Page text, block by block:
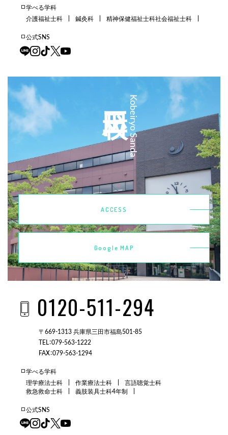
学べる学科
介護福祉士科
鍼灸科 精神保健福祉士科社会福祉士科
公式SNS
Kobeiryo Sanda
ACCESS
Google MAP
0120-511-294
〒669-1313 兵庫県三田市福島501-85
TEL：079-563-1222
FAX：079-563-1294
学べる学科
理学療法士科
作業療法士科
言語聴覚士科
救急救命士科
義肢装具士科4年制
公式SNS